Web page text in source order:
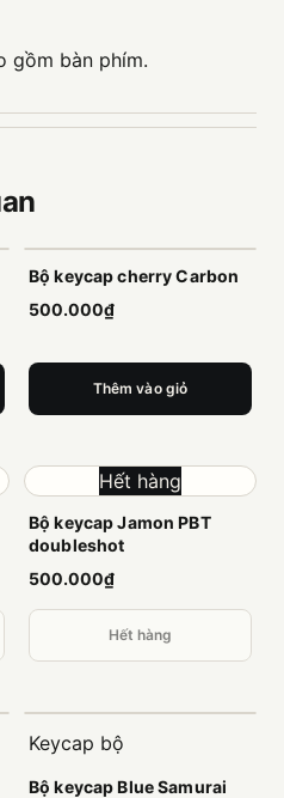
gồm bàn phím.
Bộ keycap cherry Carbon
500.000₫
Thêm vào giỏ
Hết hàng
Bộ keycap Jamon PBT
doubleshot
500.000₫
Hết hàng
Keycap bộ
Bộ keycap Blue Samurai